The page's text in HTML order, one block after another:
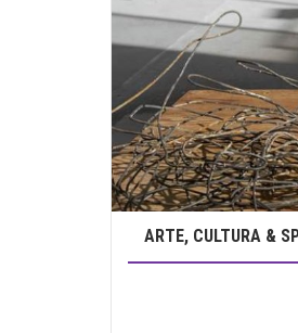
ARTE, CULTURA &